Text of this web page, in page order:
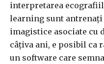
interpretarea
learning sunt
imagistice asociate cu
câțiva ani, e posibil ca
un software care